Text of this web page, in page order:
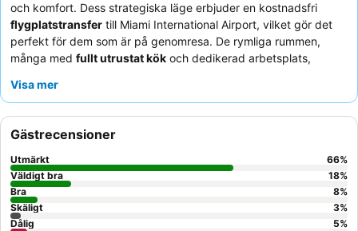
och komfort. Dess strategiska läge erbjuder en kostnadsfri
flygplatstransfer till Miami International Airport, vilket gör det
perfekt för dem som är på genomresa. De rymliga rummen,
många med fullt utrustat kök och dedikerad arbetsplats,
denexceptionella personalen och servicen
överväg att be om ett rum som vetter bort från huvudvägen.
Visa mer
Gästrecensioner
Utmärkt 66%
Väldigt bra
18%
Bra
8%
Skäligt
3%
Dålig
5%